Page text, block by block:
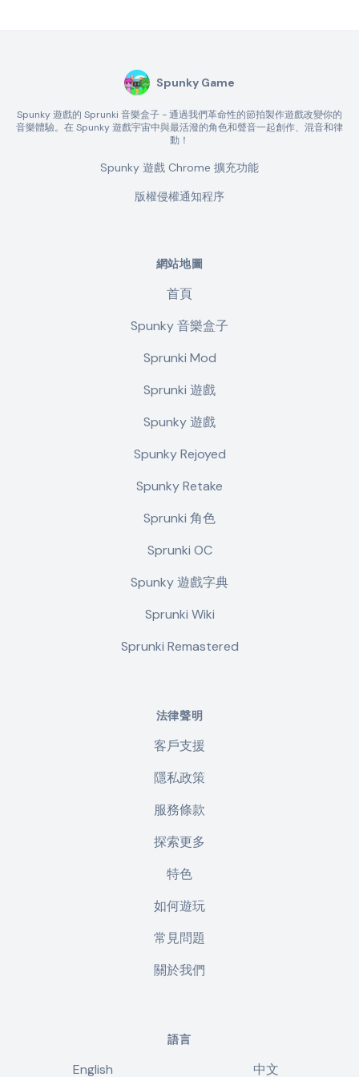
Spunky Game
Spunky 遊戲的 Sprunki 音樂盒子 - 通過我們革命性的節拍製作遊戲改變你的
音樂體驗。在 Spunky 遊戲宇宙中與最活潑的角色和聲音一起創作、混音和律
動！
Spunky 遊戲 Chrome 擴充功能
版權侵權通知程序
網站地圖
首頁
Spunky 音樂盒子
Sprunki Mod
Sprunki 遊戲
Spunky 遊戲
Spunky Rejoyed
Spunky Retake
Sprunki 角色
Sprunki OC
Spunky 遊戲字典
Sprunki Wiki
Sprunki Remastered
法律聲明
客戶支援
隱私政策
服務條款
探索更多
特色
如何遊玩
常見問題
關於我們
語言
English 中文